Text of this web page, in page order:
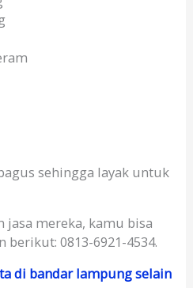
sehingga layak untuk
jasa mereka, kamu bisa
0813-6921-4534.
di bandar lampung selain